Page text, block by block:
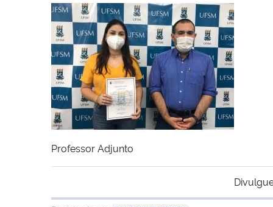
Professor Adjunto